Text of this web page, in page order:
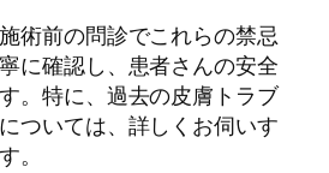
術前の問診でこれらの禁忌
に確認し、患者さんの安全
。特に、過去の皮膚トラブ
ついては、詳しくお伺いす
。